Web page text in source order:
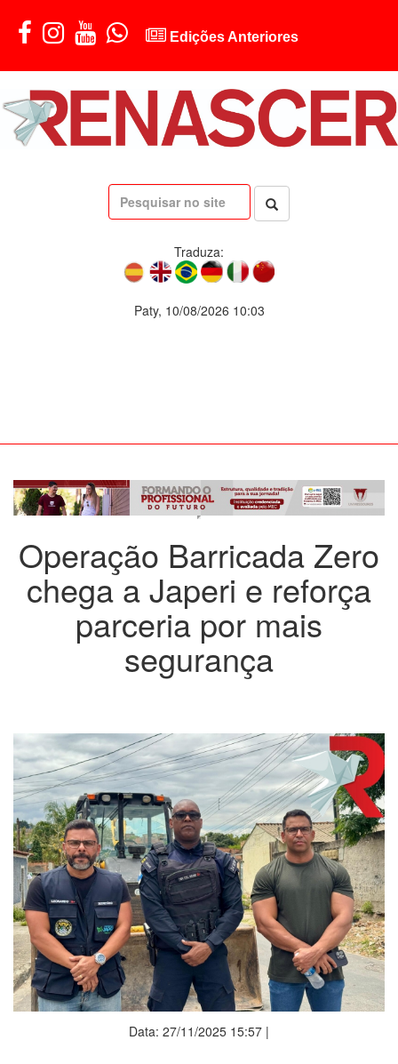
Edições Anteriores
Traduza:
Paty, 10/08/2026 10:03
Operação Barricada Zero
chega a Japeri e reforça
parceria por mais
segurança
Data: 27/11/2025 15:57 |